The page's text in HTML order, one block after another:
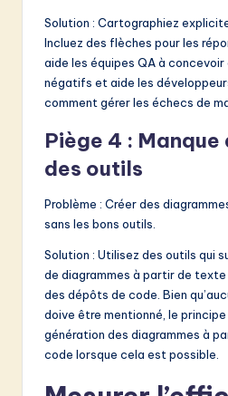
Solution : Cartographiez
Incluez des flèches pour les
aide les équipes QA à
négatifs et aide les
comment gérer les échecs de
Piège 4 : Manque
des outils
Problème : Créer des
sans les bons outils.
Solution : Utilisez des outils qui
de diagrammes à partir de texte
des dépôts de code. Bien
doive être mentionné, le
génération des diagrammes à
code lorsque cela est possible.